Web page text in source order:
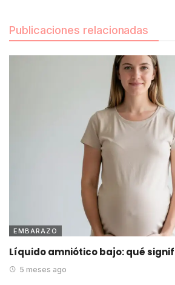
Publicaciones relacionadas
EMBARAZO
Líquido amniótico bajo: qué
5 meses ago